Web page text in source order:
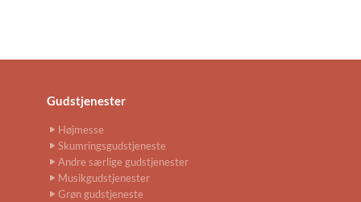
Gudstjenester
Højmesse
Skumringsgudstjeneste
Andre særlige gudstjenester
Musikgudstjenester
Grøn gudstjeneste